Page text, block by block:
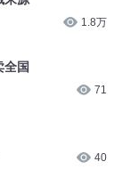
1.8万
全国
71
40